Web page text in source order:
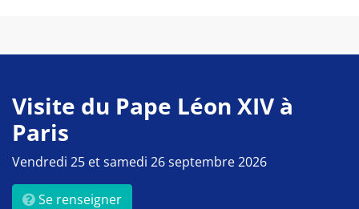
Visite du Pape Léon XIV à
Paris
Vendredi 25 et samedi 26 septembre 2026
Se renseigner